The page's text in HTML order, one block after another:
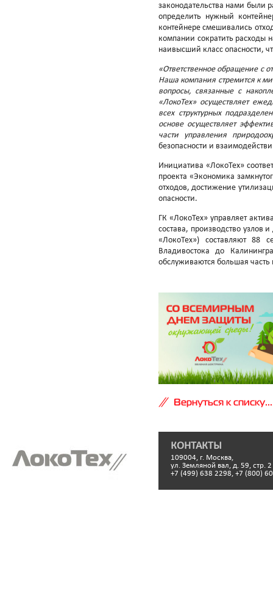
законодательства нами были
определить нужный
контейнере смешивались
компании сократить расходы
наивысший класс опасности,
«Ответственное обращение с
Наша компания стремится к
вопросы, связанные с
«ЛокоТех» осуществляет
всех структурных
основе осуществляет
части управления
безопасности и
Инициатива «ЛокоТех»
проекта «Экономика
отходов, достижение
опасности.
ГК «ЛокоТех» управляет
состава, производство узлов
«ЛокоТех») составляют 88
Владивостока до
обслуживаются большая
Вернуться к списку...
КОНТАКТЫ
109004, г. Москва,
ул. Земляной вал, д. 59, стр. 2
+7 (499) 638 2298, +7 (800)